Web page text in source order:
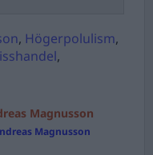
, Högerpolulism,
,
Magnusson
Magnusson